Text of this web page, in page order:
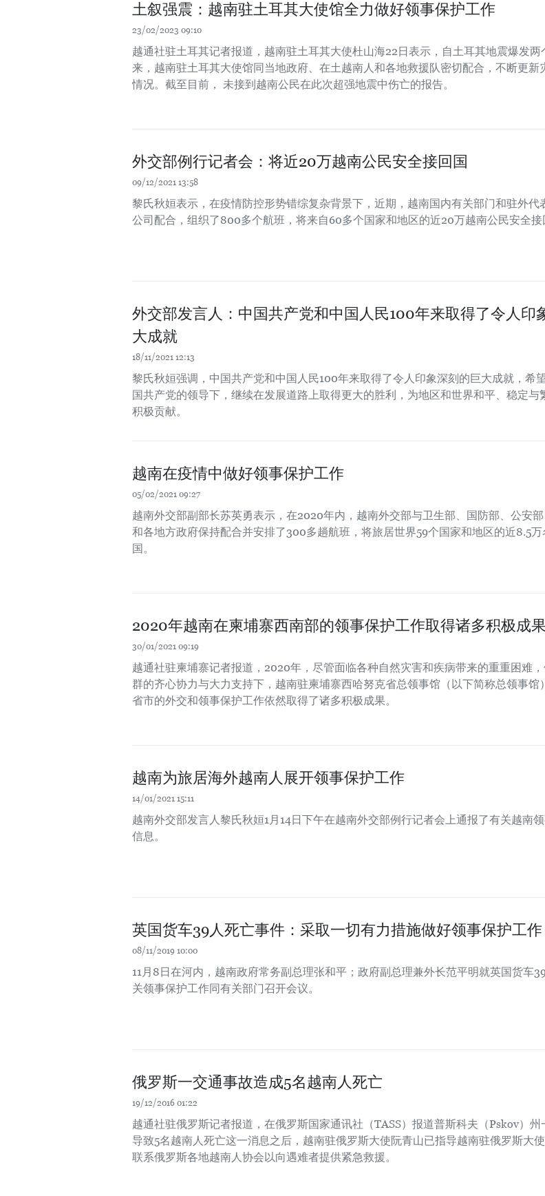
土叙强震：越南驻土耳其大使馆全力做好领事保护工作
23/02/2023 09:10
越通社驻土耳其记者报道，越南驻土耳其大使杜山海22日表示，自土耳其地震爆发两
来，越南驻土耳其大使馆同当地政府、在土越南人和各地救援队密切配合，不断更新
情况。截至目前， 未接到越南公民在此次超强地震中伤亡的报告。
外交部例行记者会：将近20万越南公民安全接回国
09/12/2021 13:58
黎氏秋姮表示，在疫情防控形势错综复杂背景下，近期，越南国内有关部门和驻外代
公司配合，组织了800多个航班，将来自60多个国家和地区的近20万越南公民安全接
外交部发言人：中国共产党和中国人民100年来取得了令人印
大成就
18/11/2021 12:13
黎氏秋姮强调，中国共产党和中国人民100年来取得了令人印象深刻的巨大成就，希
国共产党的领导下，继续在发展道路上取得更大的胜利，为地区和世界和平、稳定与
积极贡献。
越南在疫情中做好领事保护工作
05/02/2021 09:27
越南外交部副部长苏英勇表示，在2020年内，越南外交部与卫生部、国防部、公安
和各地方政府保持配合并安排了300多趟航班，将旅居世界59个国家和地区的近8.5万
国。
2020年越南在柬埔寨西南部的领事保护工作取得诸多积极成果
30/01/2021 09:19
越通社驻柬埔寨记者报道，2020年，尽管面临各种自然灾害和疾病带来的重重困难
群的齐心协力与大力支持下，越南驻柬埔寨西哈努克省总领事馆（以下简称总领事馆
省市的外交和领事保护工作依然取得了诸多积极成果。
越南为旅居海外越南人展开领事保护工作
14/01/2021 15:11
越南外交部发言人黎氏秋姮1月14日下午在越南外交部例行记者会上通报了有关越南
信息。
英国货车39人死亡事件：采取一切有力措施做好领事保护工作
08/11/2019 10:00
11月8日在河内，越南政府常务副总理张和平；政府副总理兼外长范平明就英国货车
关领事保护工作同有关部门召开会议。
俄罗斯一交通事故造成5名越南人死亡
19/12/2016 01:22
越通社驻俄罗斯记者报道，在俄罗斯国家通讯社（TASS）报道普斯科夫（Pskov）州
导致5名越南人死亡这一消息之后，越南驻俄罗斯大使阮青山已指导越南驻俄罗斯大
联系俄罗斯各地越南人协会以向遇难者提供紧急救援。